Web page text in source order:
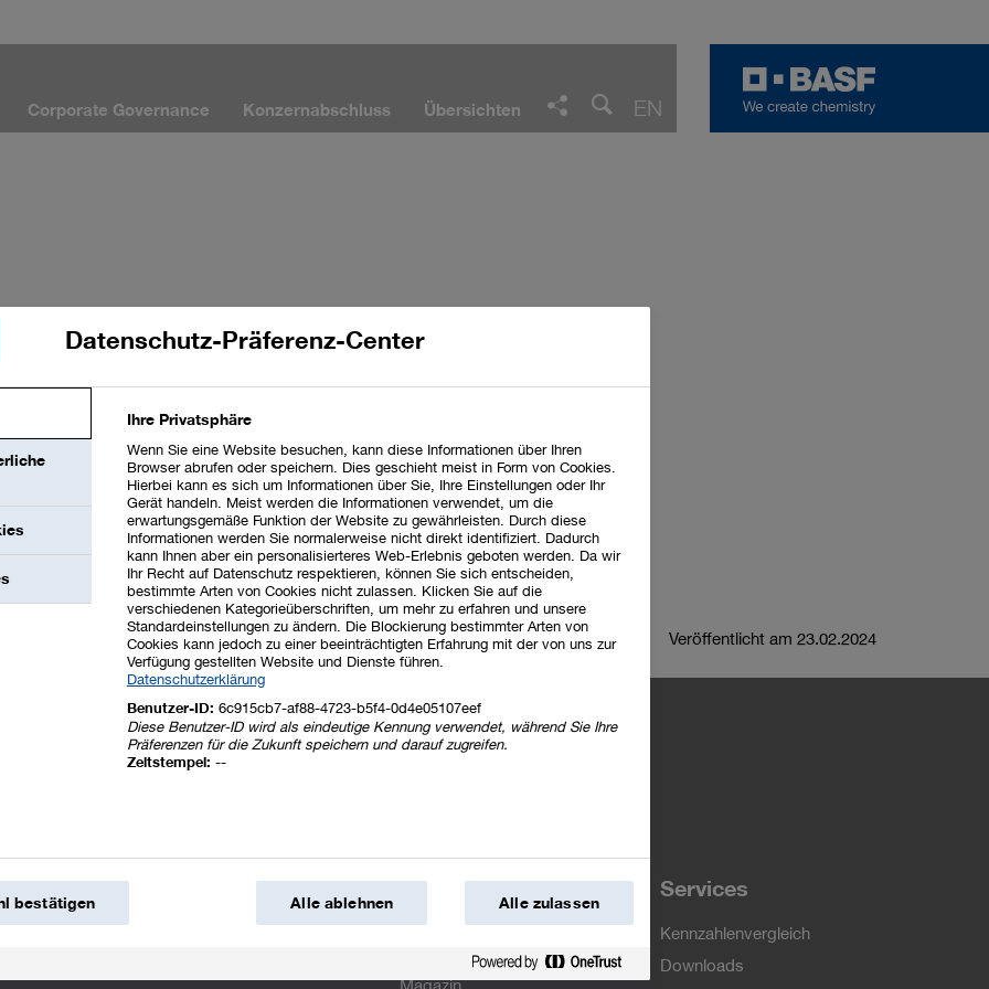
Teilen
FacebookLinkedIn
TwitterE-Mail EN
Corporate Governance Konzernabschluss Übersichten
unserer Webseite und Ihr
Veröffentlicht am 23.02.2024
Konzernabschluss Themen
„Creating Chemistry“-
Services
Kennzahlenvergleich
Downloads
Datenschutz-Präferenz-Center
Ihre Privatsphäre
Wenn Sie eine Website besuchen, kann diese Informationen über Ihren
Browser abrufen oder speichern. Dies geschieht meist in Form von Cookies.
Hierbei kann es sich um Informationen über Sie, Ihre Einstellungen oder Ihr
Gerät handeln. Meist werden die Informationen verwendet, um die
erwartungsgemäße Funktion der Website zu gewährleisten. Durch diese
Informationen werden Sie normalerweise nicht direkt identifiziert. Dadurch
kann Ihnen aber ein personalisierteres Web-Erlebnis geboten werden. Da wir
Ihr Recht auf Datenschutz respektieren, können Sie sich entscheiden,
bestimmte Arten von Cookies nicht zulassen. Klicken Sie auf die
verschiedenen Kategorieüberschriften, um mehr zu erfahren und unsere
Standardeinstellungen zu ändern. Die Blockierung bestimmter Arten von
Cookies kann jedoch zu einer beeinträchtigten Erfahrung mit der von uns zur
Verfügung gestellten Website und Dienste führen.
Datenschutzerklärung
Benutzer-ID: 6c915cb7-af88-4723-b5f4-0d4e05107eef
Diese Benutzer-ID wird als eindeutige Kennung verwendet, während Sie Ihre
Präferenzen für die Zukunft speichern und darauf zugreifen.
Zeitstempel: --
bestätigen Alle ablehnen Alle zulassen